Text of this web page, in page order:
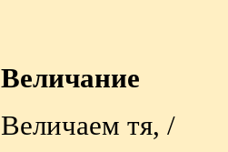
Величание
Величаем тя, /